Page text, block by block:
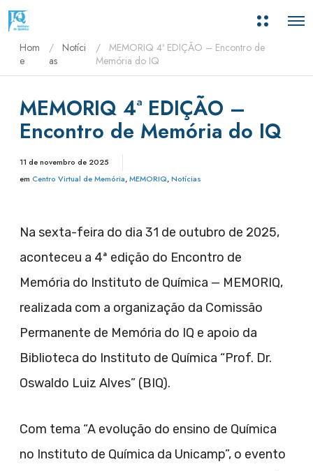
M
a
s
n
O
Hom
e
Notíci
as
MEMORIQ 4ª EDIÇÃO – Encontro de
Memória do IQ
MEMORIQ 4ª EDIÇÃO –
Encontro de Memória do IQ
11 de novembro de 2025
em Centro Virtual de Memória,MEMORIQ,Notícias
Na sexta-feira do dia 31 de outubro de 2025,
aconteceu a 4ª edição do Encontro de
Memória do Instituto de Química — MEMORIQ,
realizada com a organização da Comissão
Permanente de Memória do IQ e apoio da
Biblioteca do Instituto de Química “Prof. Dr.
Oswaldo Luiz Alves” (BIQ).
Com tema “A evolução do ensino de Química
no Instituto de Química da Unicamp”, o evento